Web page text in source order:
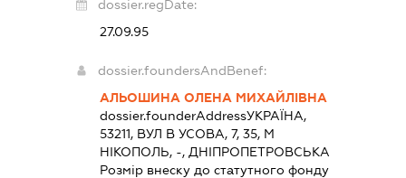
dossier.regDate:
27.09.95
dossier.foundersAndBenef:
АЛЬОШИНА ОЛЕНА МИХАЙЛІВНА
dossier.founderAddressУКРАЇНА,
53211, ВУЛ В УСОВА, 7, 35, М
НІКОПОЛЬ, -, ДНІПРОПЕТРОВСЬКА
Розмір внеску до статутного фонду